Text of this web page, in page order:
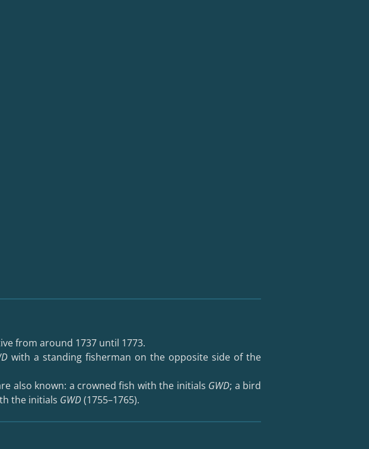
from around 1737 until 1773.
with a standing fisherman on the opposite side of the
also known: a crowned fish with the initials GWD; a bird
the initials GWD(1755–1765).